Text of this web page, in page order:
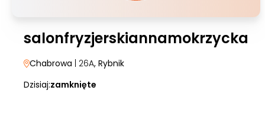
salonfryzjerskiannamokrzycka
Chabrowa | 26A, Rybnik
Dzisiaj:zamknięte